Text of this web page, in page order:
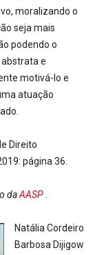
moralizando o
seja mais
podendo o
e
motivá-lo e
atuação
Direito
página 36.
daAASP
Natália Cordeiro
Barbosa Dijigow